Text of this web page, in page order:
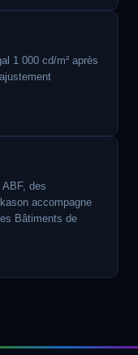
1 000 cd/m² après
des
accompagne
Bâtiments de